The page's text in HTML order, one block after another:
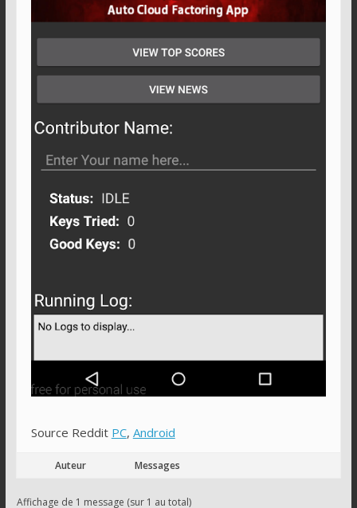
Source Reddit PC, Android
Auteur Messages
Affichage de 1 message (sur 1 au total)